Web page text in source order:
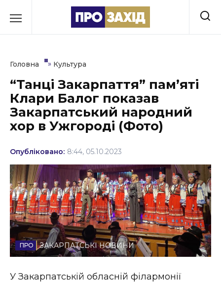
до
Культура
Освіта
Політика
Соціум
Спорт
Стиль життя
Втрачений Ужгород
Втрачений Ужгород (відеоверсія)
Головна » Культура
“Танці Закарпаття” пам’яті
Клари Балог показав
Закарпатський народний
хор в Ужгороді (Фото)
Опубліковано: 8:44, 05.10.2023
ЗАКАРПАТСЬКІ НОВИНИ
У Закарпатській обласній філармонії